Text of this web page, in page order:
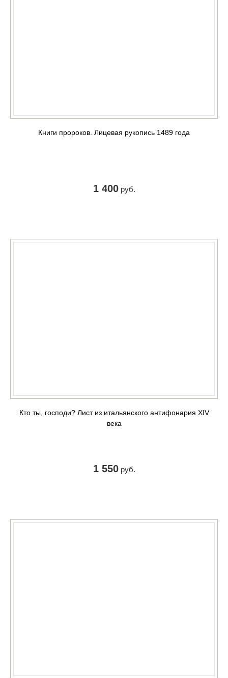
Книги пророков. Лицевая рукопись 1489 года
1 400руб.
Кто ты, господи? Лист из итальянского антифонария XIV
века
1 550руб.